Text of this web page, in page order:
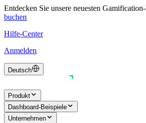
Entdecken Sie unsere neuesten
buchen
Hilfe-Center
Anmelden
Deutsch
Produkt
Dashboard-Beispiele
Unternehmen